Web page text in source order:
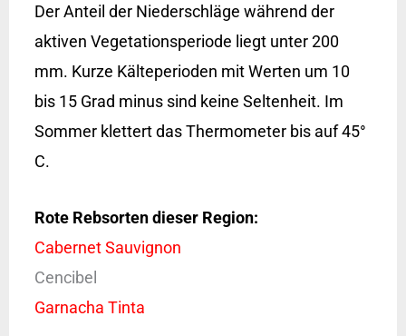
Der Anteil der Niederschläge während der
aktiven Vegetationsperiode liegt unter 200
mm. Kurze Kälteperioden mit Werten um 10
bis 15 Grad minus sind keine Seltenheit. Im
Sommer klettert das Thermometer bis auf 45°
C.
Rote Rebsorten dieser Region:
Cabernet Sauvignon
Cencibel
Garnacha Tinta